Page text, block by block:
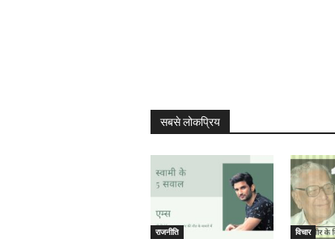
सबसे लोकप्रिय
राजनीति विचार